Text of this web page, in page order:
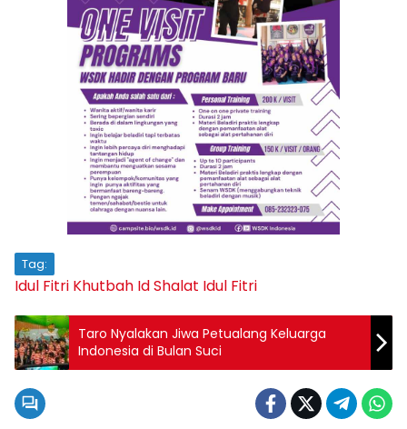
Tag:
Idul Fitri Khutbah IdShalat Idul Fitri
Taro Nyalakan Jiwa Petualang Keluarga
Indonesia di Bulan Suci